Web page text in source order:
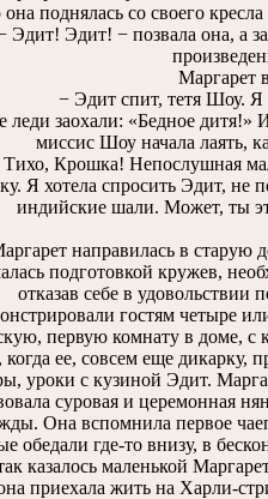
она поднялась со своего
Эдит! Эдит! − позвала она, а
Маргарет
− Эдит спит, тетя Шоу. Я
леди заохали: «Бедное дитя!»
миссис Шоу начала лаять,
Крошка! Непослушная
Я хотела спросить Эдит,
индийские шали. Может, ты
направилась в старую
подготовкой кружев,
отказав себе в удовольствии
гостям четыре
первую комнату в доме, с
когда ее, совсем еще дикарку,
уроки с кузиной Эдит.
суровая и церемонная
Она вспомнила первое
обедали где-то внизу, в
казалось маленькой
приехала жить на Харли-